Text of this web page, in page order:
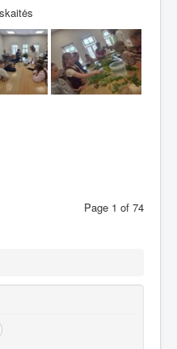
Page 1 of 74